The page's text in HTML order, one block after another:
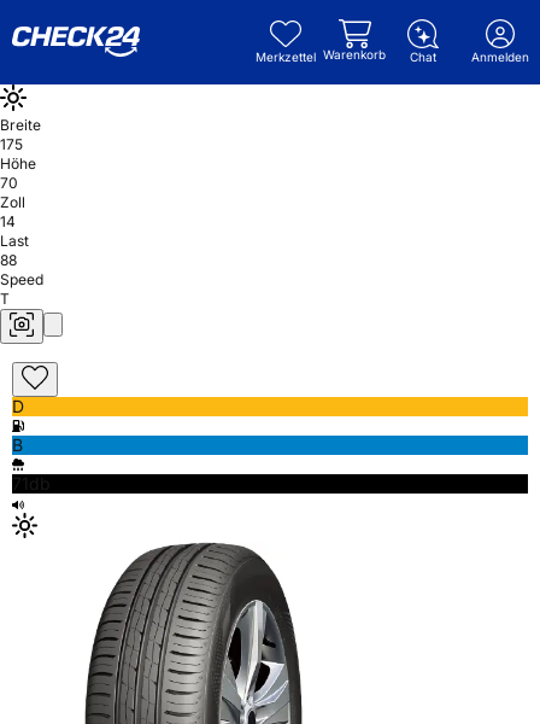
Merkzettel Warenkorb Chat Anmelden
Breite
175
Höhe
70
Zoll
14
Last
88
Speed
T
D
B
71db